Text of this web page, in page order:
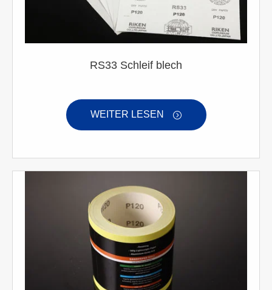
RS33 Schleif blech
WEITER LESEN 